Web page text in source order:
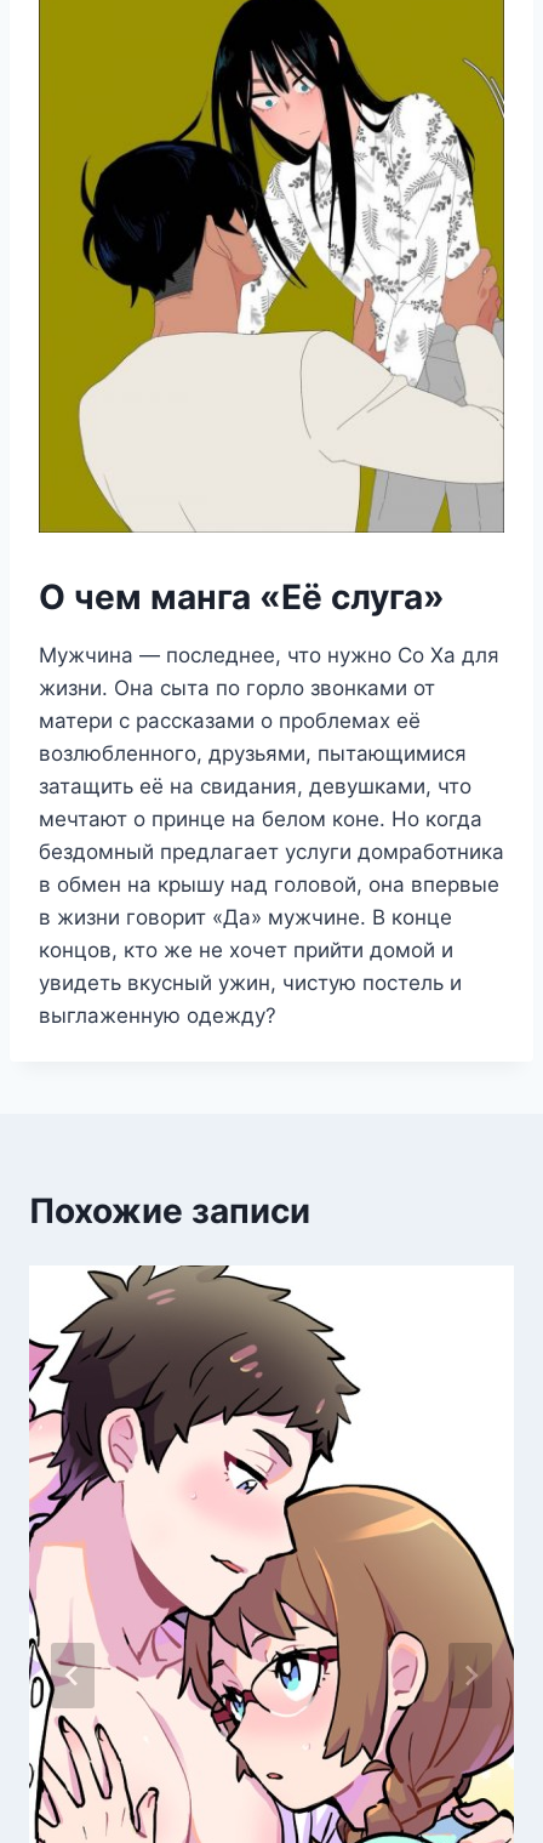
О чем манга «Её слуга»
Мужчина — последнее, что нужно Со Ха для
жизни. Она сыта по горло звонками от
матери с рассказами о проблемах её
возлюбленного, друзьями, пытающимися
затащить её на свидания, девушками, что
мечтают о принце на белом коне. Но когда
бездомный предлагает услуги домработника
в обмен на крышу над головой, она впервые
в жизни говорит «Да» мужчине. В конце
концов, кто же не хочет прийти домой и
увидеть вкусный ужин, чистую постель и
выглаженную одежду?
Похожие записи